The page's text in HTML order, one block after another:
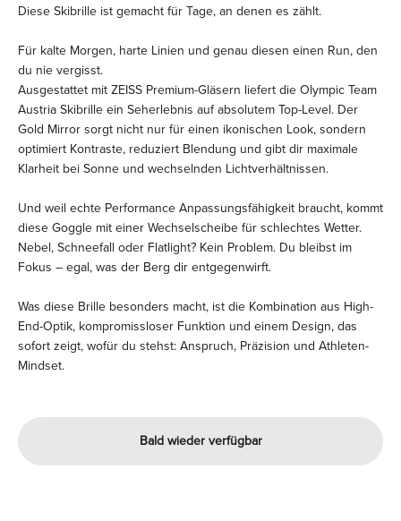
Diese Skibrille ist gemacht für Tage, an denen es zählt.
Für kalte Morgen, harte Linien und genau diesen einen Run, den
du nie vergisst.
Ausgestattet mit ZEISS Premium-Gläsern liefert die Olympic Team
Austria Skibrille ein Seherlebnis auf absolutem Top-Level. Der
Gold Mirror sorgt nicht nur für einen ikonischen Look, sondern
optimiert Kontraste, reduziert Blendung und gibt dir maximale
Klarheit bei Sonne und wechselnden Lichtverhältnissen.
Und weil echte Performance Anpassungsfähigkeit braucht, kommt
diese Goggle mit einer Wechselscheibe für schlechtes Wetter.
Nebel, Schneefall oder Flatlight? Kein Problem. Du bleibst im
Fokus – egal, was der Berg dir entgegenwirft.
Was diese Brille besonders macht, ist die Kombination aus High-
End-Optik, kompromissloser Funktion und einem Design, das
sofort zeigt, wofür du stehst: Anspruch, Präzision und Athleten-
Mindset.
Bald wieder verfügbar